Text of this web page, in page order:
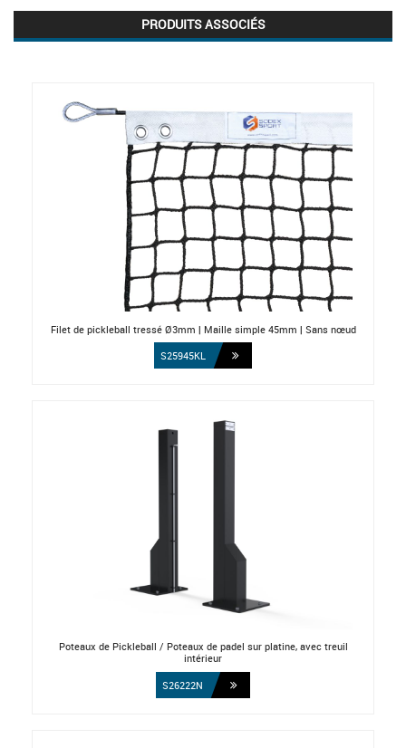
PRODUITS ASSOCIÉS
Filet de pickleball tressé Ø3mm | Maille simple 45mm | Sans nœud
S25945KL
Poteaux de Pickleball / Poteaux de padel sur platine, avec treuil
intérieur
S26222N